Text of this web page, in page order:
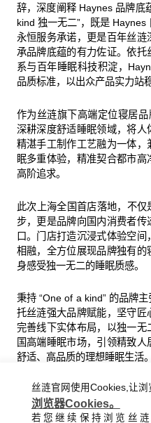
辞，深度阐释 Haynes 品牌底
kind 独一无二”，既是
永恒服务承诺，更是百年丝
承品牌底蕴的有力佐证。依
系与百年睡眠科技积淀，
品质标准，以出众产品实力站
作为丝涟旗下高端定位寝居品
深耕深度舒适睡眠领域，将
精湛手工制作工艺融为一体
眠多重体验，精准契合都市
高阶追求。
此次上海全国首店落地，不
步，更是品牌向国内消费者
口。门店打造沉浸式体验空
相融，全方位展现品牌独有
身感受独一无二的睡眠质感。
秉持 “One of a kind” 的品牌
托丝涟强大品牌赋能，坚守匠
完善线下实体布局，以独一
国高端睡眠市场，引领精致人
舒适、高品质的理想睡眠生活。
上一篇：丝涟床垫携手百汇医疗
丝涟官网使用Cookies,让浏
浏览器Cookies。
若您继续保持浏览丝